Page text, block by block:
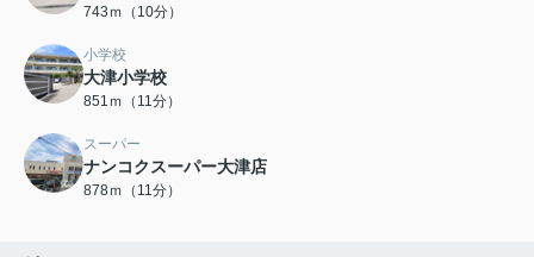
743ｍ（10分）
小学校
大津小学校
851ｍ（11分）
スーパー
ナンコクスーパー大津店
878ｍ（11分）